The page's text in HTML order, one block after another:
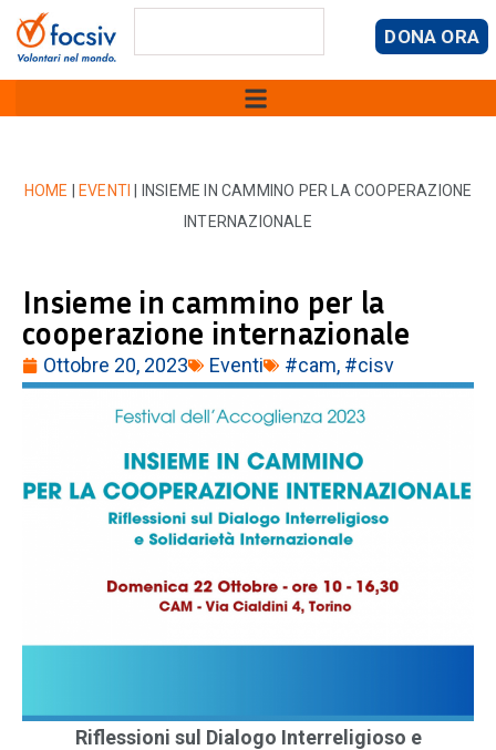
DONA ORA
HOME EVENTI
INSIEME IN CAMMINO PER LA COOPERAZIONE
INTERNAZIONALE
Insieme in cammino per la
cooperazione internazionale
Ottobre 20, 2023 Eventi #cam, #cisv
Riflessioni sul Dialogo Interreligioso e